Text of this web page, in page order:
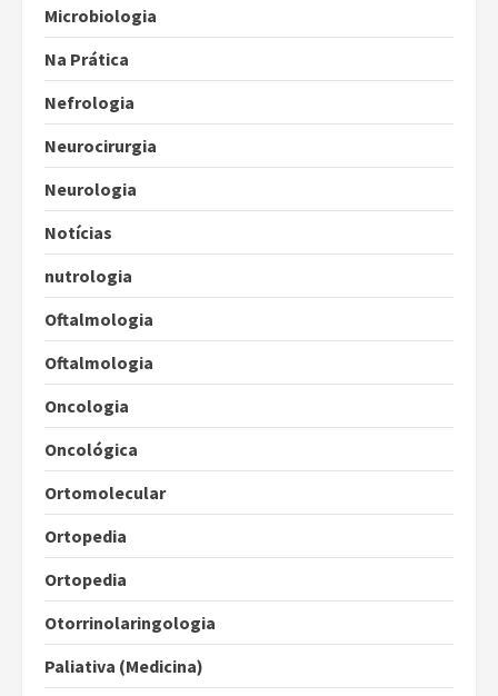
Microbiologia
Na Prática
Nefrologia
Neurocirurgia
Neurologia
Notícias
nutrologia
Oftalmologia
Oftalmologia
Oncologia
Oncológica
Ortomolecular
Ortopedia
Ortopedia
Otorrinolaringologia
Paliativa (Medicina)